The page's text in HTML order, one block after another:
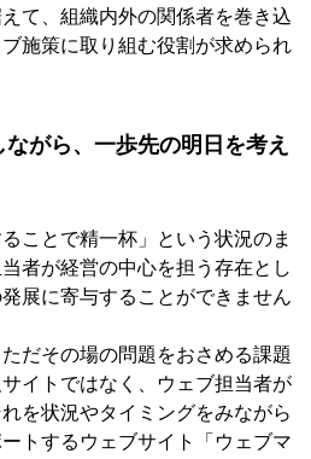
て、組織内外の関係者を巻き込
施策に取り組む役割が求められ
がら、一歩先の明日を考え
ことで精一杯」という状況のま
者が経営の中心を担う存在とし
展に寄与することができません
だその場の問題をおさめる課題
イトではなく、ウェブ担当者が
を状況やタイミングをみながら
トするウェブサイト「ウェブマ